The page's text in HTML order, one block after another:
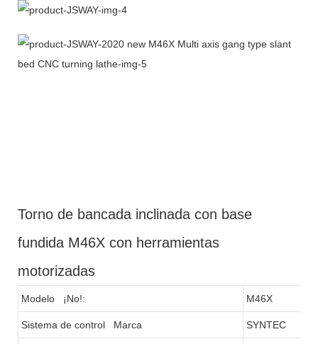
Torno de bancada inclinada con base
fundida M46X con herramientas
motorizadas
Modelo ¡No!: M46X
Sistema de control Marca SYNTEC